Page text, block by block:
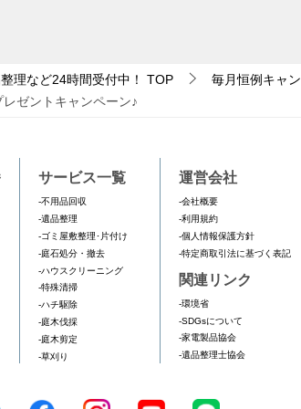
理など24時間受付中！ TOP
毎月恒例キャ
ゼントキャンペーン♪
サービス一覧
-不用品回収
-遺品整理
-ゴミ屋敷整理･片付け
-庭石処分・撤去
-ハウスクリーニング
-特殊清掃
-ハチ駆除
-庭木伐採
-庭木剪定
-草刈り
運営会社
-会社概要
-利用規約
-個人情報保護方針
-特定商取引法に基づく表記
関連リンク
-環境省
-SDGsについて
-家電製品協会
-遺品整理士協会